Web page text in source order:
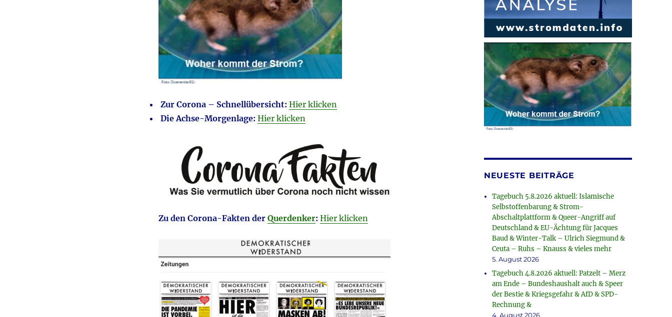
Zur Corona – Schnellübersicht: Hier klicken
Die Achse-Morgenlage: Hier klicken
Zu den Corona-Fakten der Querdenker: Hier klicken
NEUESTE BEITRÄGE
Tagebuch 5.8.2026 aktuell: Islamische
Selbstoffenbarung & Strom-
Abschaltplattform & Queer-Angriff auf
Deutschland & EU-Ächtung für Jacques
Baud & Winter-Talk – Ulrich Siegmund &
Ceuta – Ruhs – Knauss & vieles mehr
5. August 2026
Tagebuch 4.8.2026 aktuell: Patzelt – Merz
am Ende – Bundeshaushalt auch & Speer
der Bestie & Kriegsgefahr & AfD & SPD-
Rechnung &
4. August 2026